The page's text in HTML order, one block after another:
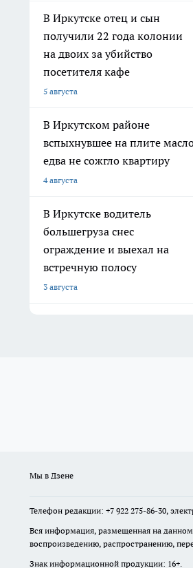
В Иркутске отец и сын
получили 22 года колонии
на двоих за убийство
посетителя кафе
5 августа
В Иркутском районе
вспыхнувшее на плите
едва не сожгло квартиру
4 августа
В Иркутске водитель
большегруза снес
ограждение и выехал на
встречную полосу
3 августа
Мы в Дзене
Телефон редакции: +7 922 275-86-30,
Вся информация, размещенная на данном
воспроизведению, распространению,
Знак информационной продукции: 16+.